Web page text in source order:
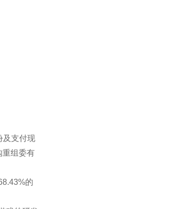
及支付现
重组委有
的